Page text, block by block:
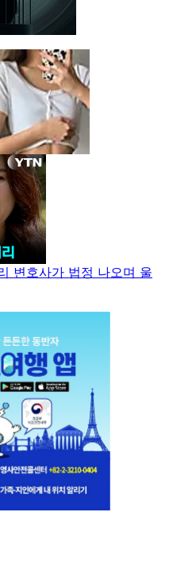
변호사가 법정 나오며 울